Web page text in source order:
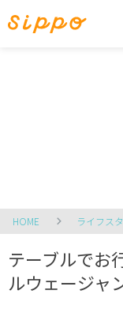
HOME ライフス
テーブルでお
ルウェージャ